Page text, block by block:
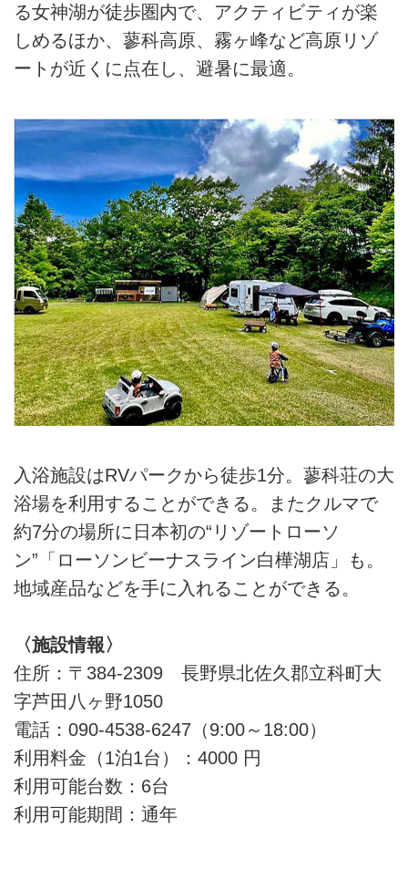
る女神湖が徒歩圏内で、アクティビティが楽
しめるほか、蓼科高原、霧ヶ峰など高原リゾ
ートが近くに点在し、避暑に最適。
入浴施設はRVパークから徒歩1分。蓼科荘の大
浴場を利用することができる。またクルマで
約7分の場所に日本初の“リゾートローソ
ン”「ローソンビーナスライン白樺湖店」も。
地域産品などを手に入れることができる。
〈施設情報〉
住所：〒384-2309 長野県北佐久郡立科町大
字芦田八ヶ野1050
電話：090-4538-6247（9:00～18:00）
利用料金（1泊1台）：4000 円
利用可能台数：6台
利用可能期間：通年